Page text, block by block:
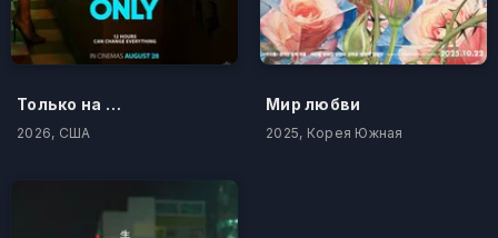
Только на одну ночь
2026, США
Мир любви
2025, Корея Южная